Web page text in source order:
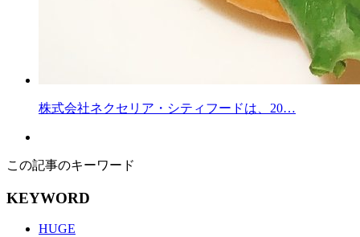
株式会社ネクセリア・シティフードは、20…
この記事のキーワード
KEYWORD
HUGE